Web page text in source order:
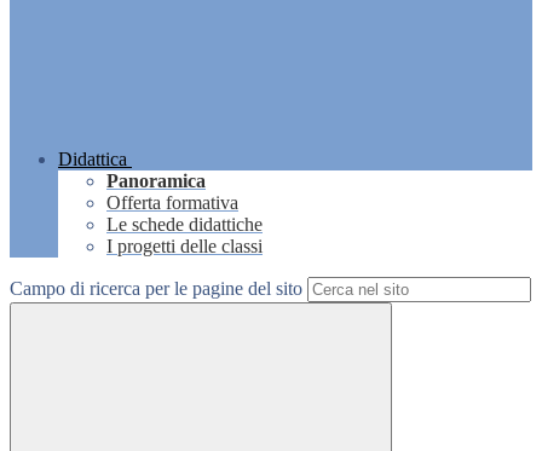
Didattica
Panoramica
Offerta formativa
Le schede didattiche
I progetti delle classi
Campo di ricerca per le pagine del sito